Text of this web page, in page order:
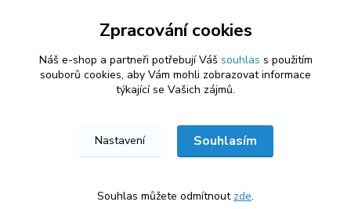
objednavky@forbarf.cz
Forbarf.cz © 2026
Zpracování cookies
Náš e-shop a partneři potřebují Váš souhlas s použitím
souborů cookies, aby Vám mohli zobrazovat informace
týkající se Vašich zájmů.
Nastavení Souhlasím
Souhlas můžete odmítnout zde.
100 %★★★★★